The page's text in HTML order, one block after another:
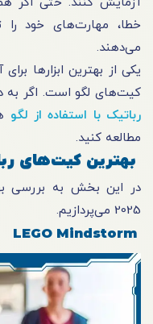
خطا، مهارت‌های خود
می‌دهند.
یکی از بهترین ابزارها
کیت‌های لگو است. اگر به
رباتیک با استفاده از لگو
مطالعه کنید.
بهترین کیت‌های
در این بخش به بررسی
2025 می‌پردازیم.